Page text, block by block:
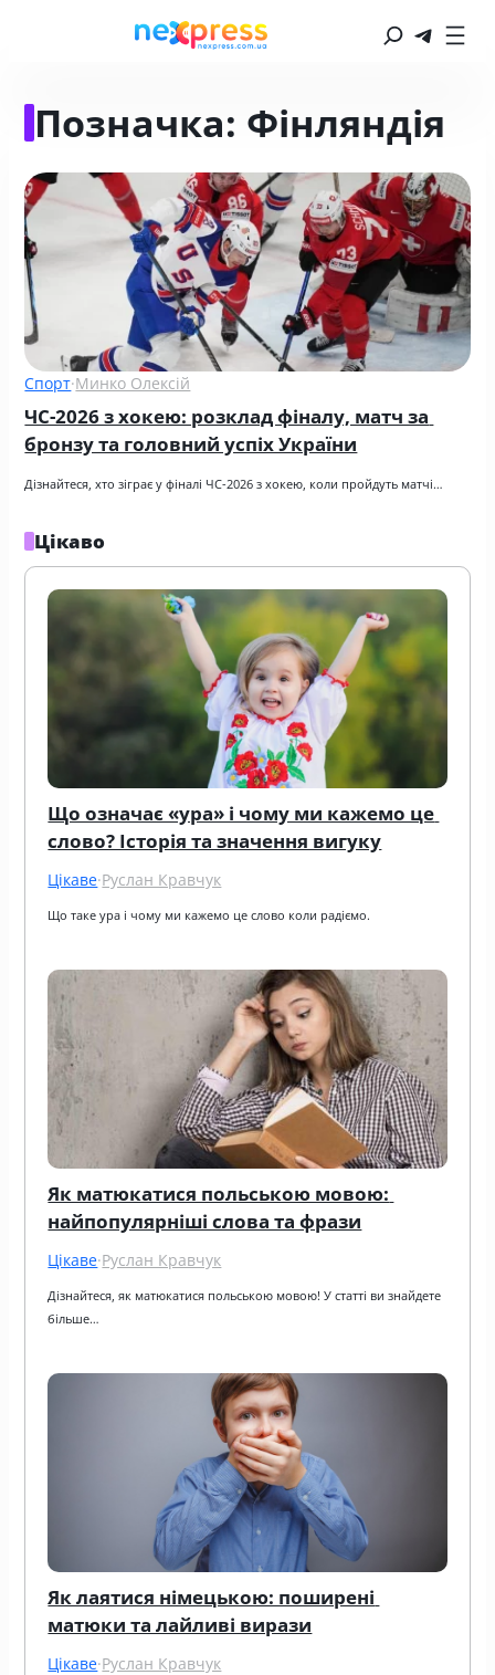
Позначка: Фінляндія
Спорт·Минко Олексій
ЧС-2026 з хокею: розклад фіналу, матч за
бронзу та головний успіх України
Дізнайтеся, хто зіграє у фіналі ЧС-2026 з хокею, коли пройдуть матчі…
Цікаво
Що означає «ура» і чому ми кажемо це
слово? Історія та значення вигуку
Цікаве·Руслан Кравчук
Що таке ура і чому ми кажемо це слово коли радіємо.
Як матюкатися польською мовою:
найпопулярніші слова та фрази
Цікаве·Руслан Кравчук
Дізнайтеся, як матюкатися польською мовою! У статті ви знайдете
більше…
Як лаятися німецькою: поширені
матюки та лайливі вирази
Цікаве·Руслан Кравчук